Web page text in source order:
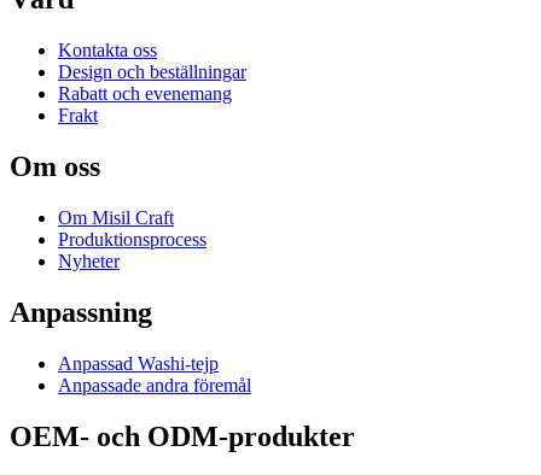
Kontakta oss
Design och beställningar
Rabatt och evenemang
Frakt
Om oss
Om Misil Craft
Produktionsprocess
Nyheter
Anpassning
Anpassad Washi-tejp
Anpassade andra föremål
OEM- och ODM-produkter